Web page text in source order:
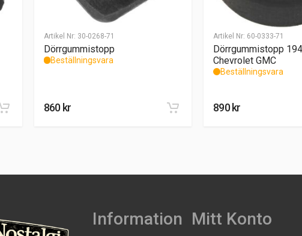
Artikel Nr: 30-0268-71
Dörrgummistopp
Beställningsvara
860kr
Artikel Nr: 60-0333-71
Dörrgummistopp
Chevrolet GMC
Beställningsvara
890kr
Information Mitt Konto